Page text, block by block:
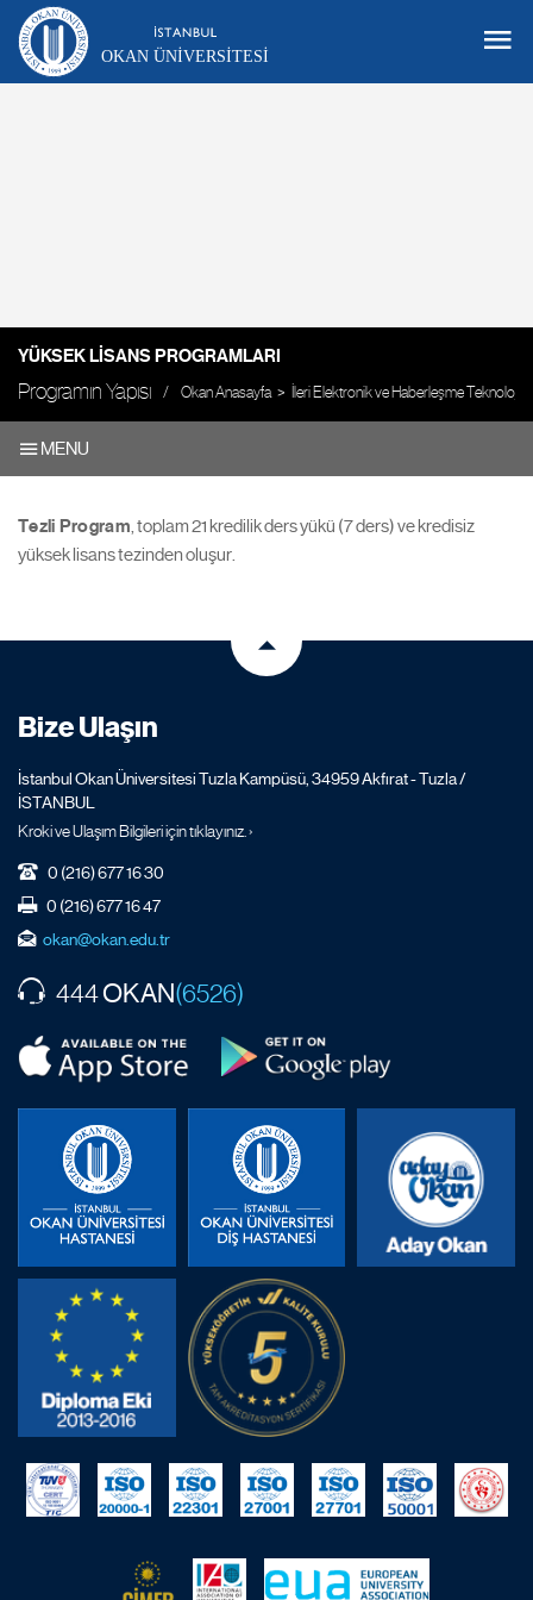
OKAN ÜNIVERSITESI
YÜKSEK LISANS PROGRAMLARI
Programın Yapısı Okan Anasayfa İleri Elektronik ve Haberleşme
MENU
Tezli Program, toplam 21 kredilik ders yükü (7 ders) ve kredisiz
yüksek lisans tezinden oluşur.
Bize Ulaşın
İstanbul Okan Üniversitesi Tuzla Kampüsü, 34959 Akfırat - Tuzla /
İSTANBUL
Kroki ve Ulaşım Bilgileri için tıklayınız. ›
0 (216) 677 16 30
0 (216) 677 16 47
okan@okan.edu.tr
444OKAN(6526)